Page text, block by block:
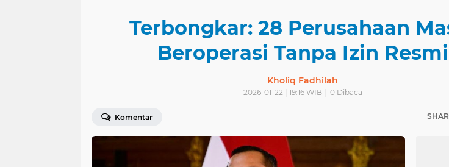
Terbongkar: 28 Perusahaan
Beroperasi Tanpa Izin Resmi
Kholiq Fadhilah
2026-01-22 | 19:16 WIB | 0Dibaca
Komentar